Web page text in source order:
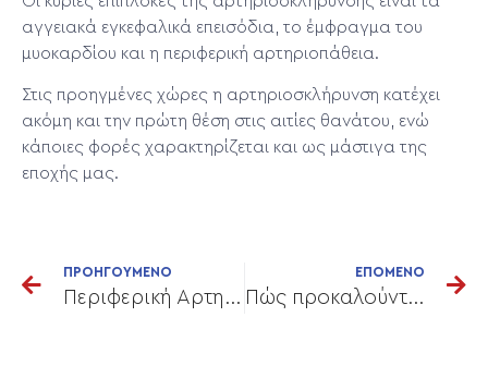
αγγειακά εγκεφαλικά επεισόδια, το έμφραγμα του
μυοκαρδίου και η περιφερική αρτηριοπάθεια.
Στις προηγμένες χώρες η αρτηριοσκλήρυνση κατέχει
ακόμη και την πρώτη θέση στις αιτίες θανάτου, ενώ
κάποιες φορές χαρακτηρίζεται και ως μάστιγα της
εποχής μας.
ΠΡΟΗΓΟΥΜΕΝΟ
Περιφερική Αρτηριακή Νόσος – Στένωση Αορτής & Λαγονίων Αρτηριών
ΕΠΟΜΕΝΟ
Πώς προκαλούνται οι φλεβικές παθήσεις;